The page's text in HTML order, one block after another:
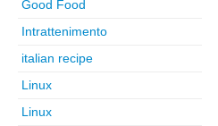
Good Food
Intrattenimento
italian recipe
Linux
Linux